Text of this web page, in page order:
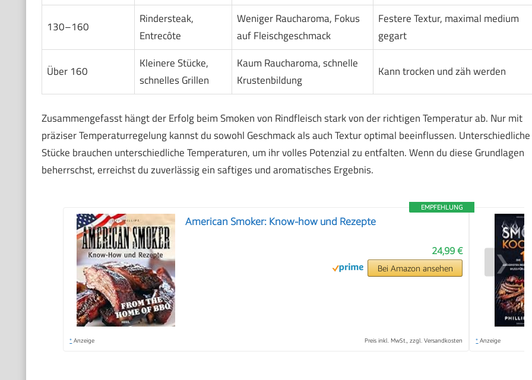
130–160
Rindersteak,
Entrecôte
Weniger Raucharoma, Fokus
auf Fleischgeschmack
Festere Textur, maximal medium
gegart
Über 160
Kleinere Stücke,
schnelles Grillen
Kaum Raucharoma, schnelle
Krustenbildung
Kann trocken und zäh werden
Zusammengefasst hängt der Erfolg beim Smoken von Rindfleisch stark von der richtigen Temperatur ab. Nur mit
präziser Temperaturregelung kannst du sowohl Geschmack als auch Textur optimal beeinflussen. Unterschiedliche
Stücke brauchen unterschiedliche Temperaturen, um ihr volles Potenzial zu entfalten. Wenn du diese Grundlagen
beherrschst, erreichst du zuverlässig ein saftiges und aromatisches Ergebnis.
EMPFEHLUNG
American Smoker: Know-how und Rezepte
24,99 €
Bei Amazon ansehen
* Anzeige Preis inkl. MwSt., zzgl. Versandkosten * Anzeige
❯